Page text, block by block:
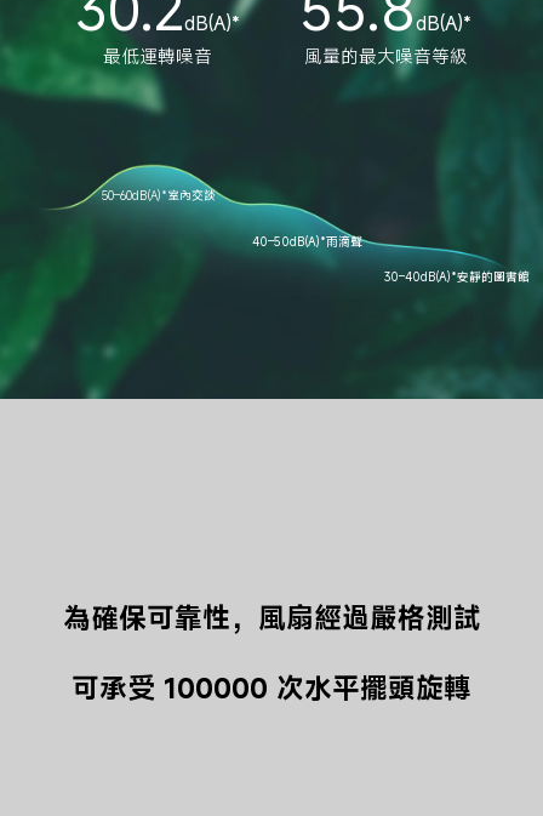
dB(A)*
最低運轉噪音
dB(A)*
風量的最大噪音等級
50–60dB(A)*室內交談
40–50dB(A)*雨滴聲
30–40dB(A)*安靜的圖書館
為確保可靠性，風扇經過嚴格測試
可承受 100000 次水平擺頭旋轉